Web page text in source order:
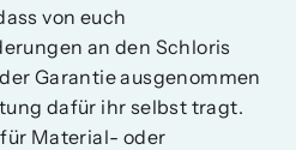
von euch
an den Schloris
Garantie ausgenommen
dafür ihr selbst tragt.
Material- oder